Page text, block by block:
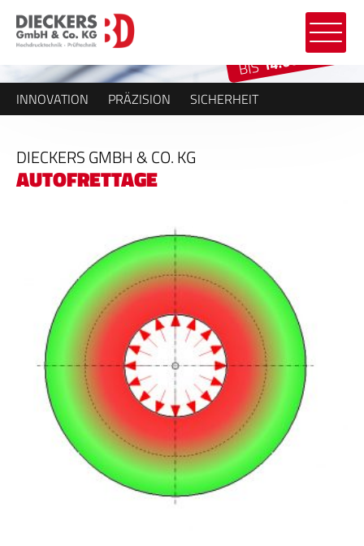
INNOVATION PRÄZISION SICHERHEIT
BIS14.000 BAR
DIECKERS GMBH & CO. KG
AUTOFRETTAGE